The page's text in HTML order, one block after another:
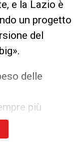
e la Lazio è
un progetto
del
delle
più
si